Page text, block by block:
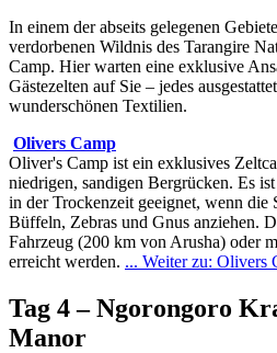
In einem der abseits gelegenen
verdorbenen Wildnis des Tarangire
Camp. Hier warten eine exklusive
Gästezelten auf Sie – jedes
wunderschönen Textilien.
Olivers Camp
Oliver's Camp ist ein exklusives
niedrigen, sandigen Bergrücken. Es
in der Trockenzeit geeignet, wenn die
Büffeln, Zebras und Gnus anziehen.
Fahrzeug (200 km von Arusha) oder
erreicht werden. ... Weiter zu: Olivers
Tag 4 – Ngorongoro
Manor